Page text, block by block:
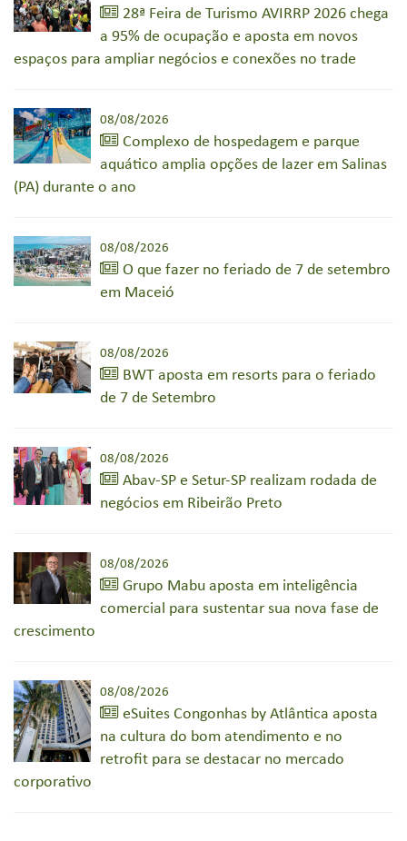
28ª Feira de Turismo AVIRRP 2026 chega
a 95% de ocupação e aposta em novos
espaços para ampliar negócios e conexões no trade
08/08/2026
Complexo de hospedagem e parque
aquático amplia opções de lazer em Salinas
(PA) durante o ano
08/08/2026
O que fazer no feriado de 7 de setembro
em Maceió
08/08/2026
BWT aposta em resorts para o feriado
de 7 de Setembro
08/08/2026
Abav-SP e Setur-SP realizam rodada de
negócios em Ribeirão Preto
08/08/2026
Grupo Mabu aposta em inteligência
comercial para sustentar sua nova fase de
crescimento
08/08/2026
eSuites Congonhas by Atlântica aposta
na cultura do bom atendimento e no
retrofit para se destacar no mercado
corporativo